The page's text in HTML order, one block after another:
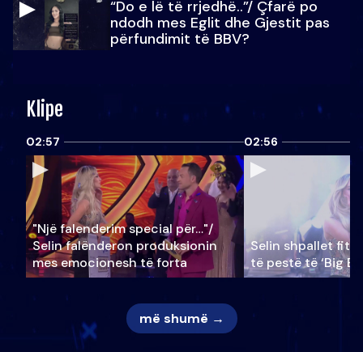
“Do e lë të rrjedhë..”/ Çfarë po
ndodh mes Eglit dhe Gjestit pas
përfundimit të BBV?
Klipe
02:57
"Një falenderim special për…"/
Selin falënderon produksionin
mes emocionesh të forta
02:56
Selin shpallet
të pestë të ‘Big
më shumë →